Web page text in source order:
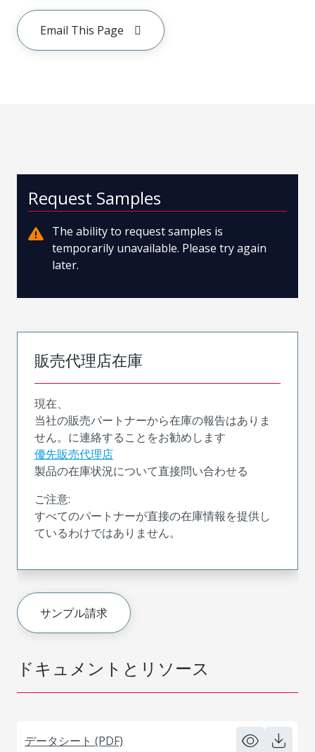
Email This Page
ドキュメントとリソース
データシート (PDF)
Request Samples
The ability to request samples is
temporarily unavailable. Please try again
later.
販売代理店在庫
現在、
当社の販売パートナーから在庫の報告はありま
せん。に連絡することをお勧めします
優先販売代理店
製品の在庫状況について直接問い合わせる
ご注意:
すべてのパートナーが直接の在庫情報を提供し
ているわけではありません。
サンプル請求